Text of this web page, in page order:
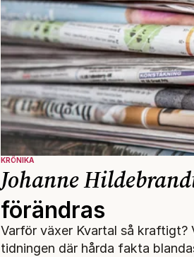
KRÖNIKA
Johanne
förändras
Varför växer Kvartal så kraftigt?
tidningen där hårda fakta